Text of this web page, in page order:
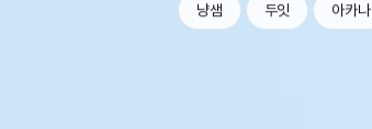
냥샘 두잇 아카나